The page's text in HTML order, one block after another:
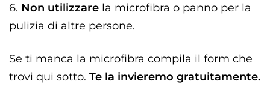
6. Non utilizzare la microfibra o panno per la
pulizia di altre persone.
Se ti manca la microfibra compila il form che
trovi qui sotto. Te la invieremo gratuitamente.